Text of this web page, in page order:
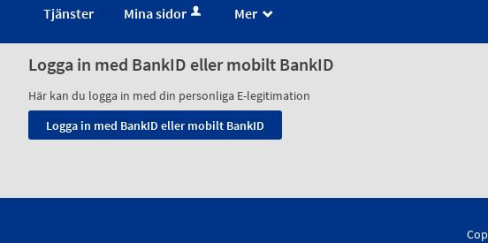
Tjänster Mina sidor Mer _
Logga in med BankID eller mobilt BankID
Här kan du logga in med din personliga E-legitimation